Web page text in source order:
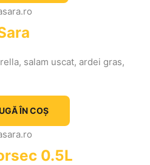
salam uscat, ardei gras,
ÎN COȘ
0.5L